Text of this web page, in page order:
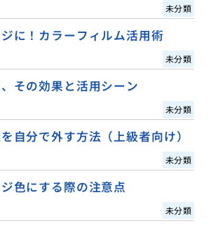
未分類
に！カラーフィルム活用術
未分類
その効果と活用シーン
未分類
自分で外す方法（上級者向け）
未分類
色にする際の注意点
未分類